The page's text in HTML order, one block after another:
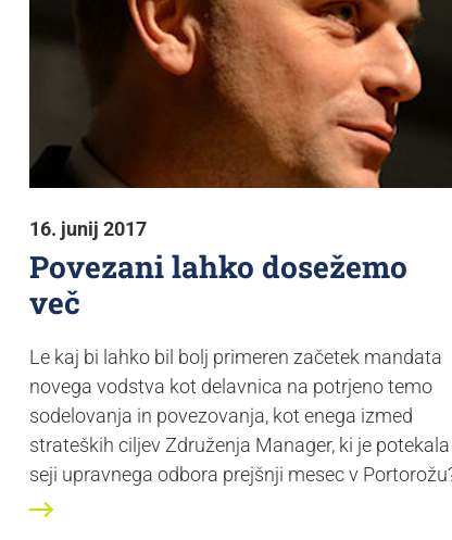
16. junij 2017
Povezani lahko dosežemo
več
Le kaj bi lahko bil bolj primeren začetek mandata
novega vodstva kot delavnica na potrjeno temo
sodelovanja in povezovanja, kot enega izmed
strateških ciljev Združenja Manager, ki je
seji upravnega odbora prejšnji mesec v